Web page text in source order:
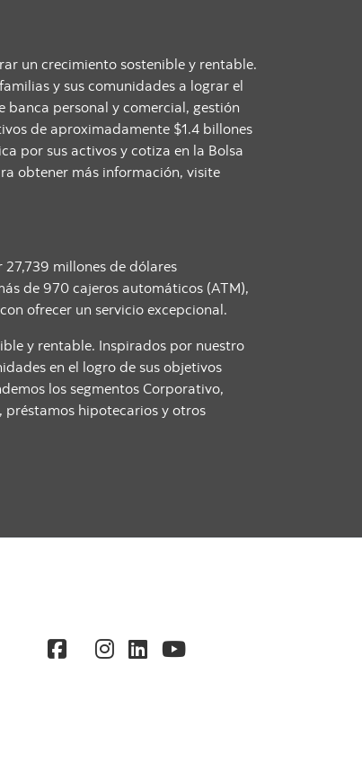
un crecimiento sostenible y rentable.
y sus comunidades a lograr el
banca personal y comercial, gestión
de aproximadamente $1.4 billones
por sus activos y cotiza en la Bolsa
obtener más información, visite
millones de dólares
de 970 cajeros automáticos (ATM),
ofrecer un servicio excepcional.
y rentable. Inspirados por nuestro
en el logro de sus objetivos
los segmentos Corporativo,
préstamos hipotecarios y otros